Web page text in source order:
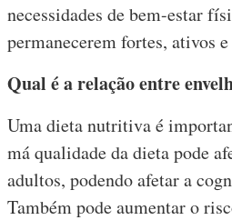
necessidades de bem-estar
permanecerem fortes, ativos
Qual é a relação entre
Uma dieta nutritiva é
má qualidade da dieta pode
adultos, podendo afetar a
Também pode aumentar o